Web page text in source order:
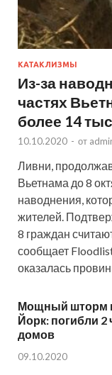
КАТАКЛИЗМЫ
Из-за
частях
более 14
10.10.2020 - от
Ливни,
Вьетнама до 8
наводнения,
жителей.
8 граждан
сообщает
оказалась
Мощный шторм
Йорк: погибли 2
домов
09.10.2020